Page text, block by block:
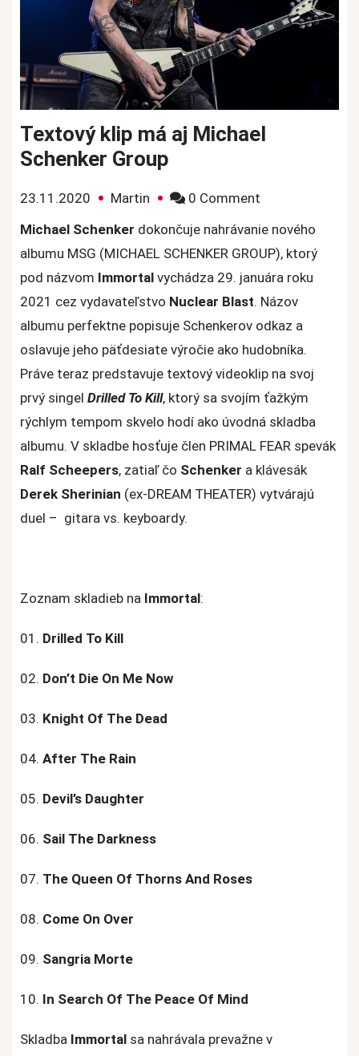
Textový klip má aj Michael
Schenker Group
23.11.2020 Martin 0 Comment
má
aj
Michael
Schenker
Group
Michael Schenker dokončuje nahrávanie nového
albumu MSG (MICHAEL SCHENKER GROUP), ktorý
pod názvom Immortal vychádza 29. januára roku
2021 cez vydavateľstvo Nuclear Blast. Názov
albumu perfektne popisuje Schenkerov odkaz a
oslavuje jeho päťdesiate výročie ako hudobníka.
Práve teraz predstavuje textový videoklip na svoj
prvý singel Drilled To Kill, ktorý sa svojím ťažkým
rýchlym tempom skvelo hodí ako úvodná skladba
albumu. V skladbe hosťuje člen PRIMAL FEAR spevák
Ralf Scheepers, zatiaľ čo Schenker a klávesák
Derek Sherinian (ex-DREAM THEATER) vytvárajú
duel – gitara vs. keyboardy.
Zoznam skladieb na Immortal:
01. Drilled To Kill
02. Don’t Die On Me Now
03. Knight Of The Dead
04. After The Rain
05. Devil’s Daughter
06. Sail The Darkness
07. The Queen Of Thorns And Roses
08. Come On Over
09. Sangria Morte
10. In Search Of The Peace Of Mind
Skladba Immortal sa nahrávala prevažne v